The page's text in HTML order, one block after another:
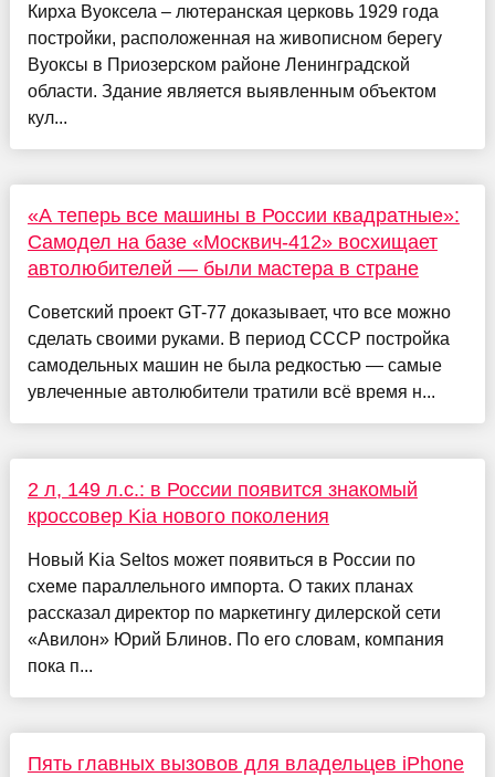
Кирха Вуоксела – лютеранская церковь 1929 года
постройки, расположенная на живописном берегу
Вуоксы в Приозерском районе Ленинградской
области. Здание является выявленным объектом
кул...
«А теперь все машины в России квадратные»:
Самодел на базе «Москвич-412» восхищает
автолюбителей — были мастера в стране
Советский проект GT-77 доказывает, что все можно
сделать своими руками. В период СССР постройка
самодельных машин не была редкостью — самые
увлеченные автолюбители тратили всё время н...
2 л, 149 л.с.: в России появится знакомый
кроссовер Kia нового поколения
Новый Kia Seltos может появиться в России по
схеме параллельного импорта. О таких планах
рассказал директор по маркетингу дилерской сети
«Авилон» Юрий Блинов. По его словам, компания
пока п...
Пять главных вызовов для владельцев iPhone